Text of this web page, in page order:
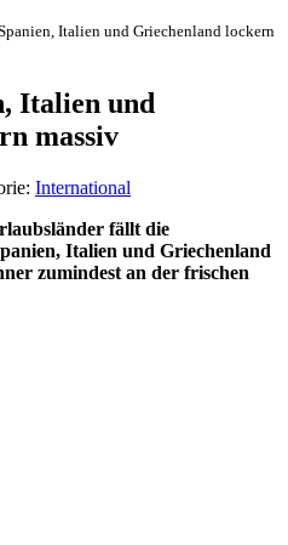
Italien und Griechenland lockern
Italien und
massiv
International
fällt die
Italien und Griechenland
zumindest an der frischen